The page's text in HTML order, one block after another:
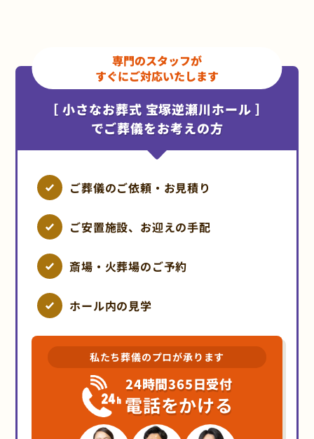
［ 小さなお葬式 宝塚逆瀬川ホール ］
でご葬儀をお考えの方
専門のスタッフが
すぐにご対応いたします
ご葬儀のご依頼・お見積り
ご安置施設、お迎えの手配
斎場・火葬場のご予約
ホール内の見学
私たち葬儀のプロが承ります
24時間365日受付
電話をかける